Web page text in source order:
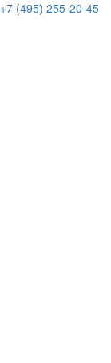
+7 (495) 255-20-45